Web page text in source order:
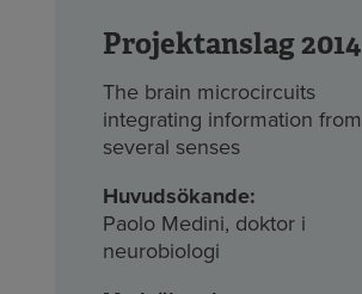
Projektanslag 2014
The brain microcircuits
integrating information from
several senses
Huvudsökande:
Paolo Medini, doktor i
neurobiologi